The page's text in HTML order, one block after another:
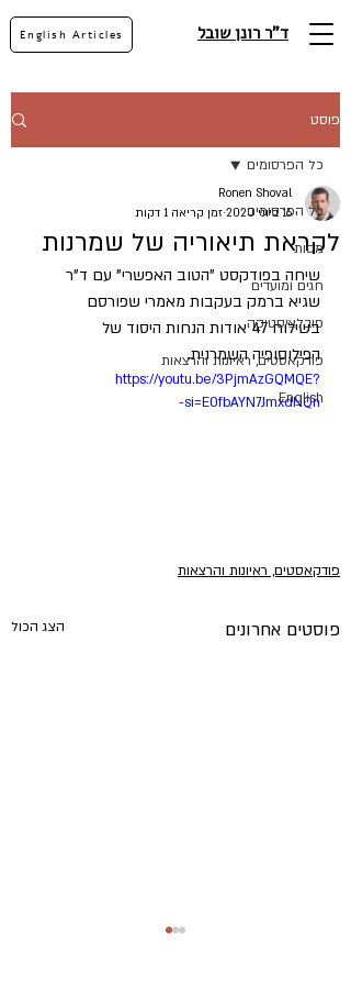
ד"ר רונן שובל English Articles
פוסט
כל הפרסומים
מסות
חגים ומועדים
פובלציסטיקה
פודקאסטים, ראיונות והרצאות
English
כל הפרסומים
לקראת תיאוריה של שמרנות
Ronen Shoval
16 ביוני 2020
זמן קריאה 1 דקות
שיחה בפודקסט "הטוב האפשרי" עם ד"ר
שגיא ברמק בעקבות מאמרי שפורסם
בשילוח 47 אודות הנחות היסוד של
הפילוסופיה השמרנית.
https://youtu.be/3PjmAzGQMQE?
si=E0fbAYN7JmxdNQn-
פודקאסטים, ראיונות והרצאות
פוסטים אחרונים הצג הכול